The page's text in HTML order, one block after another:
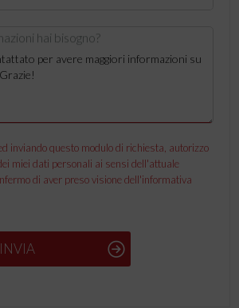
hai bisogno?
inviando questo modulo di richiesta, autorizzo
miei dati personali ai sensi dell'attuale
di aver preso visione dell'informativa
INVIA